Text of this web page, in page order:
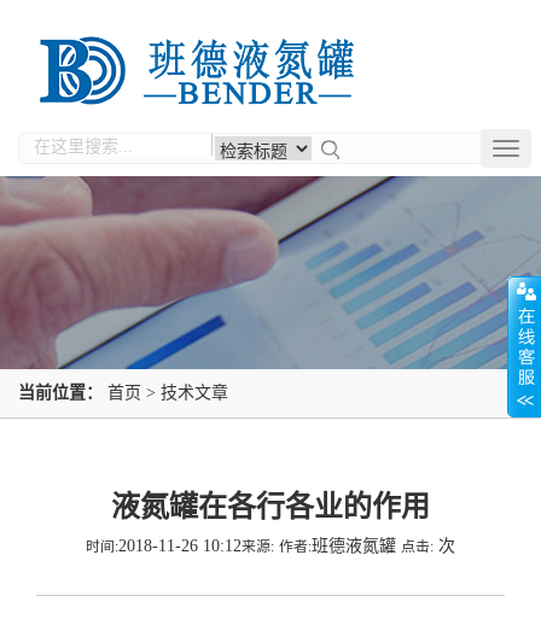
当前位置： 首页 > 技术文章
液氮罐在各行各业的作用
时间:2018-11-26 10:12来源: 作者:班德液氮罐 点击: 次